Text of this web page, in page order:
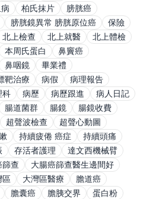
柏氏抹片
膀胱癌
膀胱鏡異常 膀胱原位癌
保險
北上檢查 北上就醫
北上體檢
本周氏蛋白
鼻竇癌
鼻咽鏡
畢業禮
靶治療 病假
病理報告
科 病歷 病歷跟進
病人日記
腸道菌群 腸鏡
腸鏡收費
超聲波檢查
超聲心動圖
持續疲倦 癌症
持續頭痛
存活者護理
達文西機械臂
篩查
大腸癌篩查醫生邊間好
區 大灣區醫療
膽道癌
膽囊癌 膽胰交界
蛋白粉